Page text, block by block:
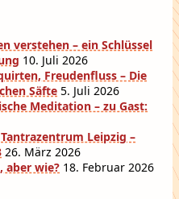
verstehen – ein Schlüssel
10. Juli 2026
Freudenfluss – Die
Säfte 5. Juli 2026
Meditation – zu Gast:
Leipzig –
26. März 2026
aber wie? 18. Februar 2026